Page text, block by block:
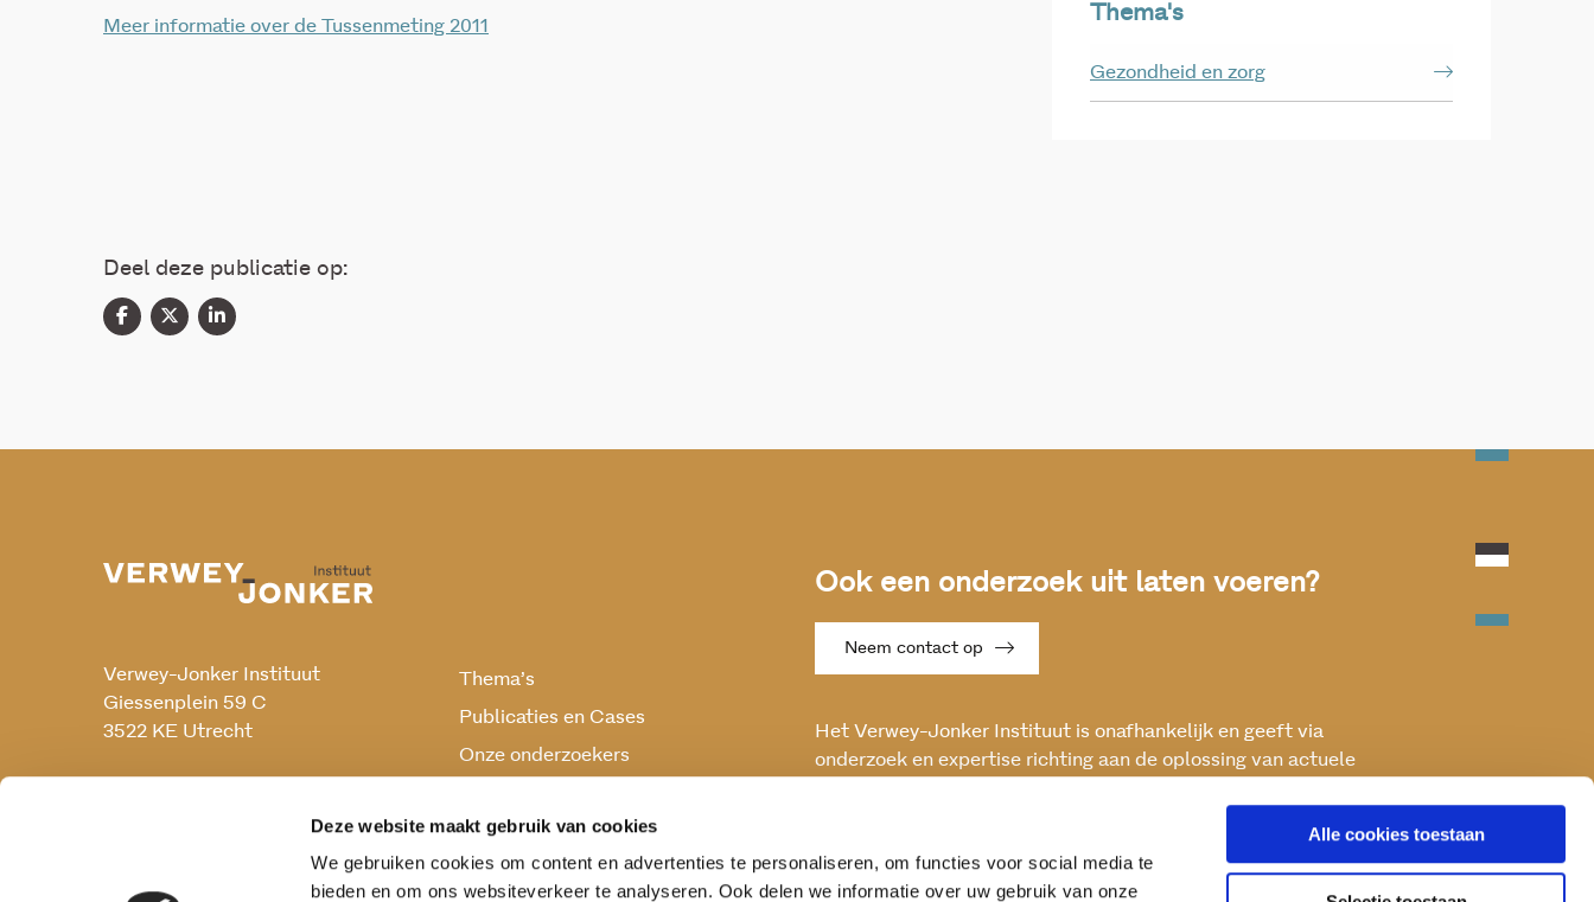
Deze website maakt gebruik van cookies
We gebruiken cookies om content en advertenties te personaliseren, om functies voor social media te
bieden en om ons websiteverkeer te analyseren. Ook delen we informatie over uw gebruik van onze
Alle cookies toestaan
Meer informatie over de Tussenmeting 2011
Thema's
Gezondheid en zorg
Deel deze publicatie op:
Verwey-Jonker Instituut
Giessenplein 59 C
3522 KE Utrecht
Thema’s
Publicaties en Cases
Onze onderzoekers
Ook een onderzoek uit laten voeren?
Neem contact op
Het Verwey-Jonker Instituut is onafhankelijk en geeft via
onderzoek en expertise richting aan de oplossing van actuele